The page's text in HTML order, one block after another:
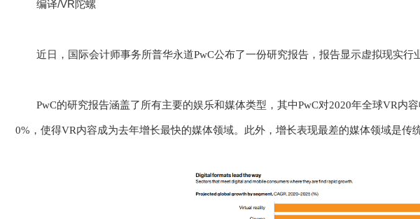
编译/VR陀螺
近日，国际会计师事务所普华永道PwC公布了一份研究报告，报告显示虚拟现实行
PwC的研究报告涵盖了所有主要的娱乐和媒体类型，其中PwC对2020年全球VR内
0%，使得VR内容成为去年增长最快的媒体领域。此外，增长表现最差的媒体领域是传